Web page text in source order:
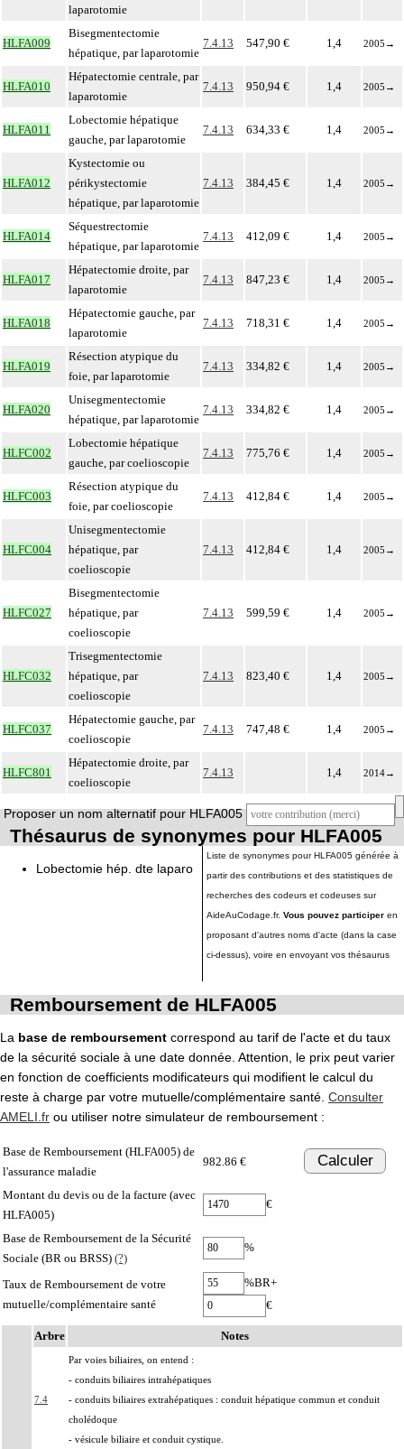
laparotomie
HLFA009
Bisegmentectomie
hépatique, par laparotomie
7.4.13 547,90 € 1,4 2005 →
HLFA010
Hépatectomie centrale, par
laparotomie
7.4.13 950,94 € 1,4 2005 →
HLFA011
Lobectomie hépatique
gauche, par laparotomie
7.4.13 634,33 € 1,4 2005 →
HLFA012
Kystectomie ou
périkystectomie
hépatique, par laparotomie
7.4.13 384,45 € 1,4 2005 →
HLFA014
Séquestrectomie
hépatique, par laparotomie
7.4.13 412,09 € 1,4 2005 →
HLFA017
Hépatectomie droite, par
laparotomie
7.4.13 847,23 € 1,4 2005 →
HLFA018
Hépatectomie gauche, par
laparotomie
7.4.13 718,31 € 1,4 2005 →
HLFA019
Résection atypique du
foie, par laparotomie
7.4.13 334,82 € 1,4 2005 →
HLFA020
Unisegmentectomie
hépatique, par laparotomie
7.4.13 334,82 € 1,4 2005 →
HLFC002
Lobectomie hépatique
gauche, par coelioscopie
7.4.13 775,76 € 1,4 2005 →
HLFC003
Résection atypique du
foie, par coelioscopie
7.4.13 412,84 € 1,4 2005 →
HLFC004
Unisegmentectomie
hépatique, par
coelioscopie
7.4.13 412,84 € 1,4 2005 →
HLFC027
Bisegmentectomie
hépatique, par
coelioscopie
7.4.13 599,59 € 1,4 2005 →
HLFC032
Trisegmentectomie
hépatique, par
coelioscopie
7.4.13 823,40 € 1,4 2005 →
HLFC037
Hépatectomie gauche, par
coelioscopie
7.4.13 747,48 € 1,4 2005 →
HLFC801
Hépatectomie droite, par
coelioscopie
7.4.13 1,4 2014→
Proposer un nom alternatif pour HLFA005
Thésaurus de synonymes pour HLFA005
Lobectomie hép. dte laparo
Liste de synonymes pour HLFA005 générée à
partir des contributions et des statistiques de
recherches des codeurs et codeuses sur
AideAuCodage.fr. Vous pouvez participer en
proposant d'autres noms d'acte (dans la case
ci-dessus), voire en envoyant vos thésaurus
Remboursement de HLFA005
La base de remboursement correspond au tarif de l'acte et du taux
de la sécurité sociale à une date donnée. Attention, le prix peut varier
en fonction de coefficients modificateurs qui modifient le calcul du
reste à charge par votre mutuelle/complémentaire santé. Consulter
AMELI.fr ou utiliser notre simulateur de remboursement :
Base de Remboursement (HLFA005) de
l'assurance maladie
982.86 € Calculer
Montant du devis ou de la facture (avec
HLFA005)
€
Base de Remboursement de la Sécurité
Sociale (BR ou BRSS) (?)
%
Taux de Remboursement de votre
mutuelle/complémentaire santé
%BR+
€
Arbre Notes
7.4
Par voies biliaires, on entend :
- conduits biliaires intrahépatiques
- conduits biliaires extrahépatiques : conduit hépatique commun et conduit
cholédoque
- vésicule biliaire et conduit cystique.